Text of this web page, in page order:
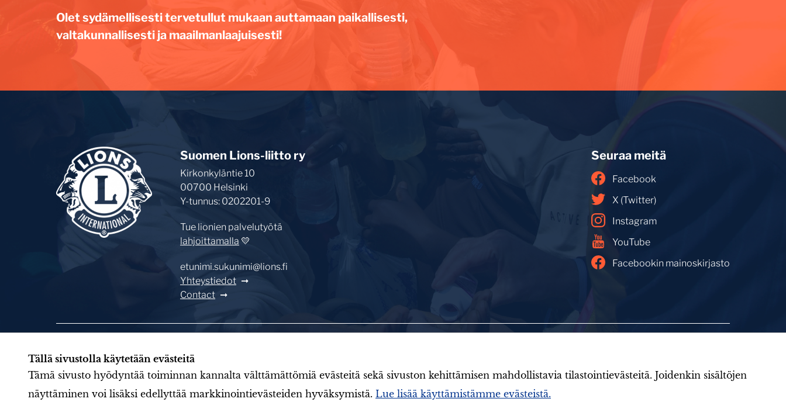
Tällä sivustolla käytetään evästeitä
Tämä sivusto hyödyntää toiminnan kannalta välttämättömiä evästeitä sekä sivuston kehittämisen mahdollistavia tilastointievästeitä. Joidenkin sisältöjen
näyttäminen voi lisäksi edellyttää markkinointievästeiden hyväksymistä. Lue lisää käyttämistämme evästeistä.
Olet sydämellisesti tervetullut mukaan auttamaan paikallisesti,
valtakunnallisesti ja maailmanlaajuisesti!
Suomen Lions-liitto ry
Kirkonkyläntie 10
00700 Helsinki
Y-tunnus: 0202201-9
Tue lionien palvelutyötä
lahjoittamalla 💛
etunimi.sukunimi@lions.fi
Yhteystiedot
Contact
Seuraa meitä
Facebook
X (Twitter)
Instagram
YouTube
Facebookin mainoskirjasto